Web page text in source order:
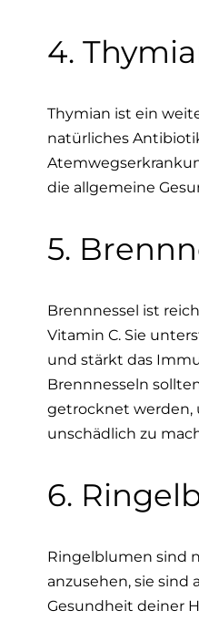
4.
Thymian ist ein
natürliches
die allgemeine
5.
Brennnessel ist
Vitamin C. Sie
und stärkt das
Brennnesseln
getrocknet werden,
unschädlich zu
6.
Ringelblumen sind
anzusehen, sie sind
Gesundheit deiner